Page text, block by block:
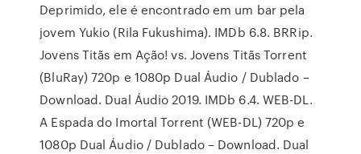
Deprimido, ele é encontrado em um bar pela
jovem Yukio (Rila Fukushima). IMDb 6.8. BRRip.
Jovens Titãs em Ação! vs. Jovens Titãs Torrent
(BluRay) 720p e 1080p Dual Áudio / Dublado –
Download. Dual Áudio 2019. IMDb 6.4. WEB-DL.
A Espada do Imortal Torrent (WEB-DL) 720p e
1080p Dual Áudio / Dublado – Download. Dual